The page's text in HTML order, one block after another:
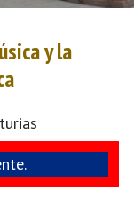
y la